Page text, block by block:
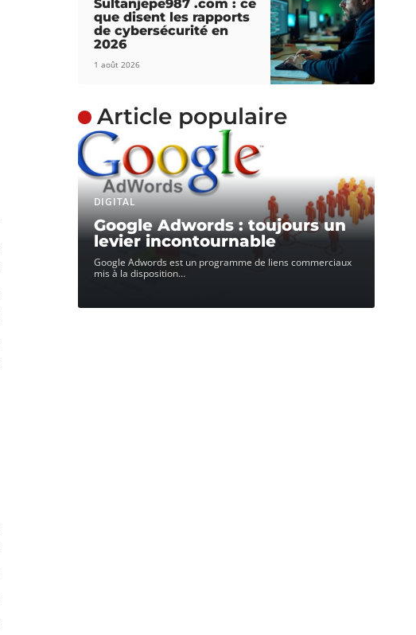
Sultanjepe987 .com : ce
que disent les rapports
de cybersécurité en
2026
1 août 2026
Article populaire
DIGITAL
Google Adwords : toujours un
levier incontournable
Google Adwords est un programme de liens commerciaux
mis à la disposition…